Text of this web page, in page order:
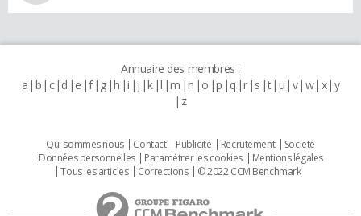
Annuaire des membres :
a b c d e f g h i j k l m n o p q r s t u v w x y
z
Qui sommes nous Contact Publicité Recrutement
Societé
Données personnelles
Paramétrer les cookies
Mentions légales
Tous les articles
Corrections © 2022 CCM Benchmark